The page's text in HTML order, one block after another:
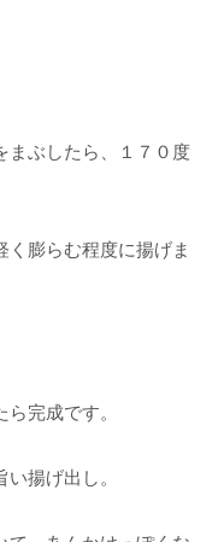
まぶしたら、１７０度
く膨らむ程度に揚げま
完成です。
揚げ出し。